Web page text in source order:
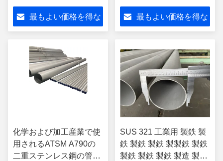
SCH20ステンレス
最もよい価格を得な
最もよい価格を得な
化学および加工産業で使
用されるATSM A790の
二重ステンレス鋼の管
SUS 321 工業用 製鉄 製
鉄 製鉄 製鉄 製製鉄 製鉄
製鉄 製鉄 製鉄 製造 製成